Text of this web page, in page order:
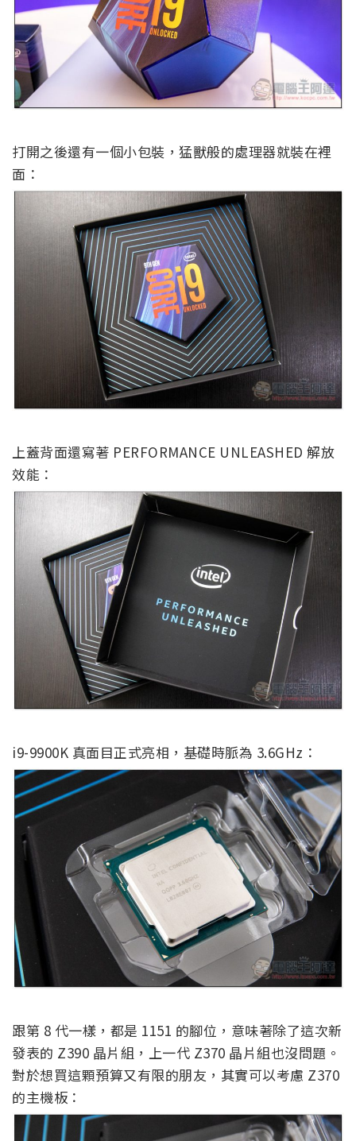
打開之後還有一個小包裝，猛獸般的處理器就裝在裡
面：
上蓋背面還寫著 PERFORMANCE UNLEASHED 解放
效能：
i9-9900K 真面目正式亮相，基礎時脈為 3.6GHz：
跟第 8 代一樣，都是 1151 的腳位，意味著除了這次新
發表的 Z390 晶片組，上一代 Z370 晶片組也沒問題。
對於想買這顆預算又有限的朋友，其實可以考慮 Z370
的主機板：